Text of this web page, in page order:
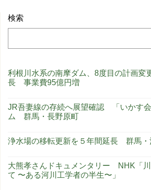
検索
利根川水系の南摩ダム、8度目の計画変
長 事業費95億円増
JR吾妻線の存続へ展望確認 「いかす
ム 群馬・長野原町
浄水場の移転更新を５年間延長 群馬・
大熊孝さんドキュメンタリー NHK「
て 〜ある河川工学者の半生〜」